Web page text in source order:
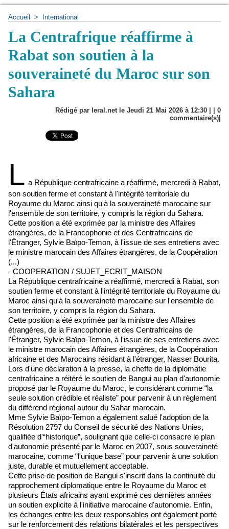
Accueil > International
La Centrafrique réaffirme à
Rabat son soutien à la
souveraineté du Maroc sur son
Sahara
Rédigé par leral.net le Jeudi 21 Mai 2026 à 12:30 | | 0
commentaire(s)|
L a République centrafricaine a réaffirmé, mercredi à Rabat,
son soutien ferme et constant à l'intégrité territoriale du
Royaume du Maroc ainsi qu'à la souveraineté marocaine sur
l'ensemble de son territoire, y compris la région du Sahara.
Cette position a été exprimée par la ministre des Affaires
étrangères, de la Francophonie et des Centrafricains de
l'Étranger, Sylvie Baïpo-Temon, à l'issue de ses entretiens avec
le ministre marocain des Affaires étrangères, de la Coopération
(...)
- COOPERATION / SUJET_ECRIT_MAISON
La République centrafricaine a réaffirmé, mercredi à Rabat, son
soutien ferme et constant à l'intégrité territoriale du Royaume du
Maroc ainsi qu'à la souveraineté marocaine sur l'ensemble de
son territoire, y compris la région du Sahara.
Cette position a été exprimée par la ministre des Affaires
étrangères, de la Francophonie et des Centrafricains de
l'Étranger, Sylvie Baïpo-Temon, à l'issue de ses entretiens avec
le ministre marocain des Affaires étrangères, de la Coopération
africaine et des Marocains résidant à l'étranger, Nasser Bourita.
Lors d'une déclaration à la presse, la cheffe de la diplomatie
centrafricaine a réitéré le soutien de Bangui au plan d'autonomie
proposé par le Royaume du Maroc, le considérant comme “la
seule solution crédible et réaliste” pour parvenir à un règlement
du différend régional autour du Sahar marocain.
Mme Sylvie Baïpo-Temon a également salué l'adoption de la
Résolution 2797 du Conseil de sécurité des Nations Unies,
qualifiée d'“historique”, soulignant que celle-ci consacre le plan
d'autonomie présenté par le Maroc en 2007, sous souveraineté
marocaine, comme “l'unique base” pour parvenir à une solution
juste, durable et mutuellement acceptable.
Cette prise de position de Bangui s'inscrit dans la continuité du
rapprochement diplomatique entre le Royaume du Maroc et
plusieurs États africains ayant exprimé ces dernières années
un soutien explicite à l'initiative marocaine d'autonomie. Enfin,
les échanges entre les deux responsables ont également porté
sur le renforcement des relations bilatérales et les perspectives